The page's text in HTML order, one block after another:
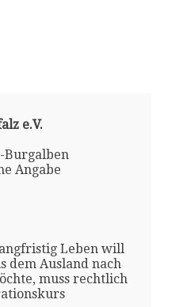
e.V.
Burgalben
Angabe
Leben will
dem Ausland nach
muss rechtlich